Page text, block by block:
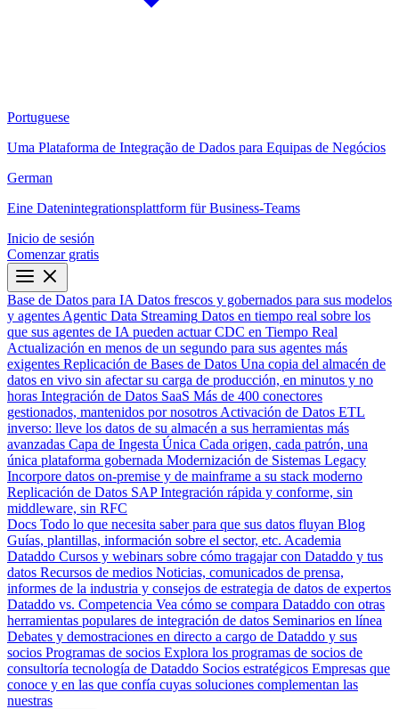
Portuguese
Uma Plataforma de Integração de Dados para Equipas de Negócios
German
Eine Datenintegrationsplattform für Business-Teams
Inicio de sesión
Comenzar gratis
Base de Datos para IA Datos frescos y gobernados para sus modelos
y agentes Agentic Data Streaming Datos en tiempo real sobre los
que sus agentes de IA pueden actuar CDC en Tiempo Real
Actualización en menos de un segundo para sus agentes más
exigentes Replicación de Bases de Datos Una copia del almacén de
datos en vivo sin afectar su carga de producción, en minutos y no
horas Integración de Datos SaaS Más de 400 conectores
gestionados, mantenidos por nosotros Activación de Datos ETL
inverso: lleve los datos de su almacén a sus herramientas más
avanzadas Capa de Ingesta Única Cada origen, cada patrón, una
única plataforma gobernada Modernización de Sistemas Legacy
Incorpore datos on-premise y de mainframe a su stack moderno
Replicación de Datos SAP Integración rápida y conforme, sin
middleware, sin RFC
Docs Todo lo que necesita saber para que sus datos fluyan Blog
Guías, plantillas, información sobre el sector, etc. Academia
Dataddo Cursos y webinars sobre cómo tragajar con Dataddo y tus
datos Recursos de medios Noticias, comunicados de prensa,
informes de la industria y consejos de estrategia de datos de expertos
Dataddo vs. Competencia Vea cómo se compara Dataddo con otras
herramientas populares de integración de datos Seminarios en línea
Debates y demostraciones en directo a cargo de Dataddo y sus
socios Programas de socios Explora los programas de socios de
consultoría tecnología de Dataddo Socios estratégicos Empresas que
conoce y en las que confía cuyas soluciones complementan las
nuestras